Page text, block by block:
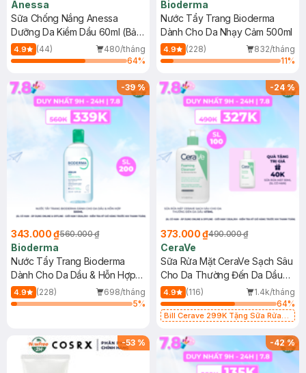
Anessa
Sữa Chống Nắng Anessa
Dưỡng Da Kiềm Dầu 60ml (Bản
Mới)
4.9 (44)
480/tháng
64%
Bioderma
Nước Tẩy Trang Bioderma
Dành Cho Da Nhạy Cảm 500ml
4.9 (228)
832/tháng
11%
-39%
343.000 ₫560.000 ₫
Bioderma
Nước Tẩy Trang Bioderma
Dành Cho Da Dầu & Hỗn Hợp
500ml
4.9 (228)
698/tháng
5%
-24%
373.000 ₫490.000 ₫
CeraVe
Sữa Rửa Mặt CeraVe Sạch Sâu
Cho Da Thường Đến Da Dầu
473ml
4.9 (116)
1.4k/tháng
64%
Bill Cerave 299K Tặng Sữa Rửa
-53 % -42%